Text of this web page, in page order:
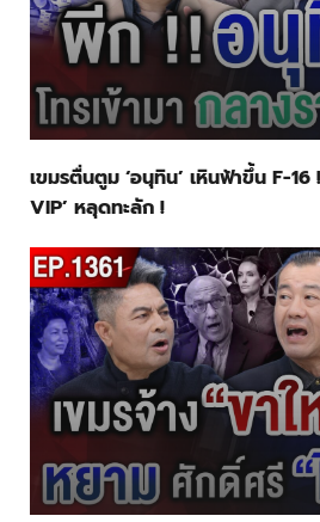
เขมรตื่นตูม ‘อนุทิน’ เหินฟ้าขึ้น F-
VIP’ หลุดทะลัก !